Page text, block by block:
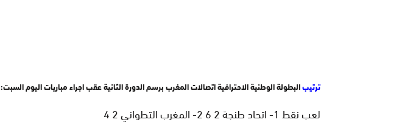
ترتيبالبطولة الوطنية الاحترافية اتصالات المغرب برسم الدورة الثانية عقب اجراء مباريات اليوم السبت:
لعب نقط 1- اتحاد طنجة 2 6 2- المغرب التطواني 2 4